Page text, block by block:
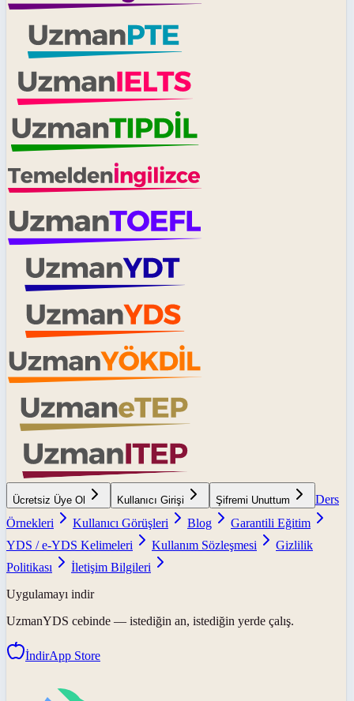
Ücretsiz Üye Ol Kullanıcı Girişi Şifremi Unuttum
Ders
Örnekleri
Kullanıcı Görüşleri Blog
Garantili Eğitim
YDS / e-YDS Kelimeleri
Kullanım Sözleşmesi
Gizlilik
Politikası
İletişim Bilgileri
Uygulamayı indir
UzmanYDS cebinde — istediğin an, istediğin yerde çalış.
İndirApp Store